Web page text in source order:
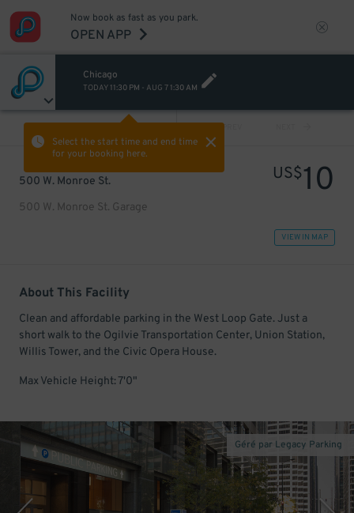
Now book as fast as you park.
OPEN APP
Chicago
TODAY 11:30 PM - AUG 7 1:30 AM
Select the start time and end time
for your booking here.
PREV
500 W. Monroe St.
500 W. Monroe St. Garage
US$10
VIEW IN MAP
About This Facility
Clean and affordable parking in the West Loop Gate. Just a
short walk to the Ogilvie Transportation Center, Union Station,
Willis Tower, and the Civic Opera House.
Max Vehicle Height: 7'0"
Géré par Legacy Parking